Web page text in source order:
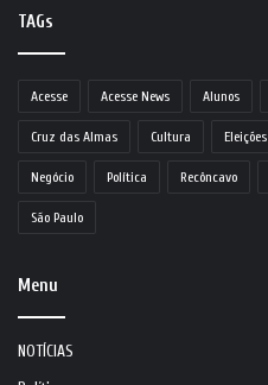
TAGs
Acesse Acesse News Alunos
Cruz das Almas Cultura Eleições
Negócio Política Recôncavo
São Paulo
Menu
NOTÍCIAS